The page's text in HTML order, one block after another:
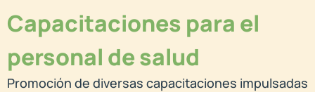
Capacitaciones para el
personal de salud
Promoción de diversas capacitaciones impulsadas